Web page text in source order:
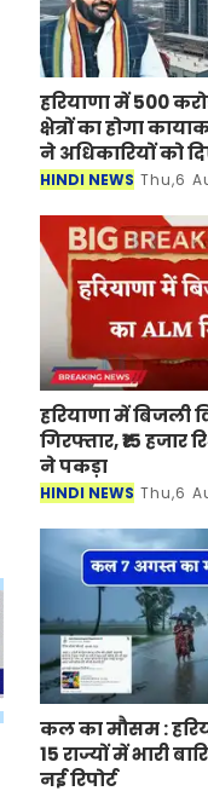
हरियाणा में 500
क्षेत्रों का होगा
ने अधिकारियों को
HINDI NEWS Thu,6
हरियाणा में बिजली
गिरफ्तार, ₹15 हजार
ने पकड़ा
HINDI NEWS Thu,6
कल का मौसम :
15 राज्यों में भारी
नई रिपोर्ट